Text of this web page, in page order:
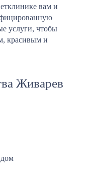
вам и
услуги, чтобы
красивым и
Живарев